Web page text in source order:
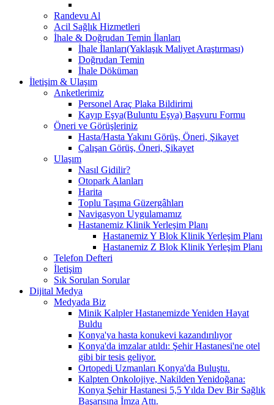
Randevu Al
Acil Sağlık Hizmetleri
İhale & Doğrudan Temin İlanları
İhale İlanları(Yaklaşık Maliyet Araştırması)
Doğrudan Temin
İhale Döküman
İletişim & Ulaşım
Anketlerimiz
Personel Araç Plaka Bildirimi
Kayıp Eşya(Buluntu Eşya) Başvuru Formu
Öneri ve Görüşleriniz
Hasta/Hasta Yakını Görüş, Öneri, Şikayet
Çalışan Görüş, Öneri, Şikayet
Ulaşım
Nasıl Gidilir?
Otopark Alanları
Harita
Toplu Taşıma Güzergâhları
Navigasyon Uygulamamız
Hastanemiz Klinik Yerleşim Planı
Hastanemiz Y Blok Klinik Yerleşim Planı
Hastanemiz Z Blok Klinik Yerleşim Planı
Telefon Defteri
İletişim
Sık Sorulan Sorular
Dijital Medya
Medyada Biz
Minik Kalpler Hastanemizde Yeniden Hayat
Buldu
Konya'ya hasta konukevi kazandırılıyor
Konya'da imzalar atıldı: Şehir Hastanesi'ne otel
gibi bir tesis geliyor.
Ortopedi Uzmanları Konya'da Buluştu.
Kalpten Onkolojiye, Nakilden Yenidoğana:
Konya Şehir Hastanesi 5,5 Yılda Dev Bir Sağlık
Başarısına İmza Attı.